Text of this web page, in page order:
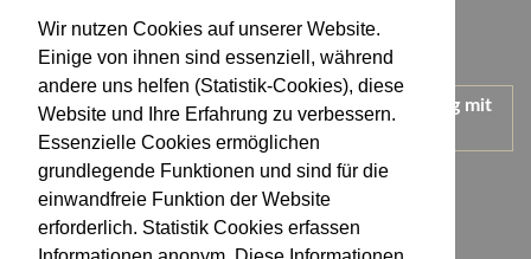
Wir nutzen Cookies auf unserer Website.
Einige von ihnen sind essenziell, während
andere uns helfen (Statistik-Cookies), diese
Website und Ihre Erfahrung zu verbessern.
Essenzielle Cookies ermöglichen
grundlegende Funktionen und sind für die
einwandfreie Funktion der Website
erforderlich. Statistik Cookies erfassen
Impressum
Wir treten für einen verantwortungsvollen Umgang mit
Alkohol ein.
KONTAKT
Weingut Kistenmacher & Hengerer